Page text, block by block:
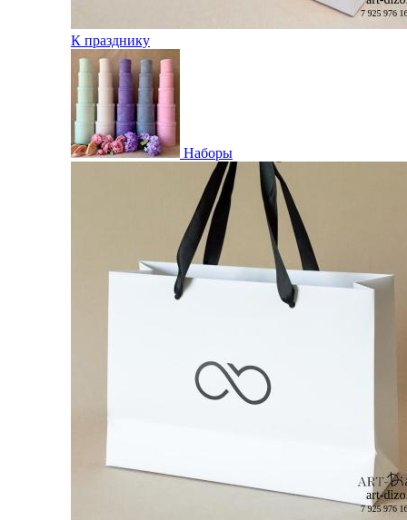
К празднику
Наборы